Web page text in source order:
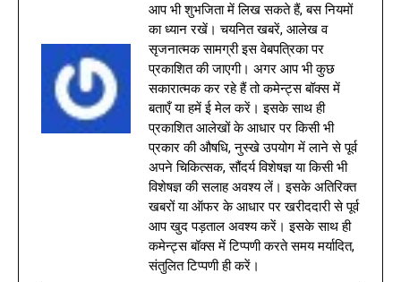
आप भी शुभजिता में लिख सकते हैं, बस नियमों
का ध्यान रखें। चयनित खबरें, आलेख व
सृजनात्मक सामग्री इस वेबपत्रिका पर
प्रकाशित की जाएगी। अगर आप भी कुछ
सकारात्मक कर रहे हैं तो कमेन्ट्स बॉक्स में
बताएँ या हमें ई मेल करें। इसके साथ ही
प्रकाशित आलेखों के आधार पर किसी भी
प्रकार की औषधि, नुस्खे उपयोग में लाने से पूर्व
अपने चिकित्सक, सौंदर्य विशेषज्ञ या किसी भी
विशेषज्ञ की सलाह अवश्य लें। इसके अतिरिक्त
खबरों या ऑफर के आधार पर खरीददारी से पूर्व
आप खुद पड़ताल अवश्य करें। इसके साथ ही
कमेन्ट्स बॉक्स में टिप्पणी करते समय मर्यादित,
संतुलित टिप्पणी ही करें।